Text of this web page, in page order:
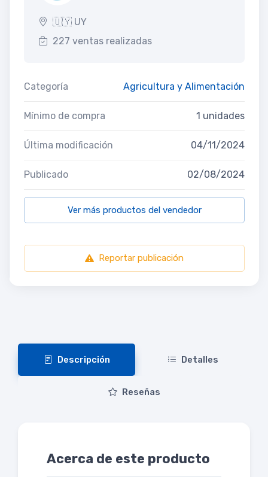
🇺🇾 UY
227 ventas realizadas
Categoría Agricultura y Alimentación
Mínimo de compra 1 unidades
Última modificación 04/11/2024
Publicado 02/08/2024
Ver más productos del vendedor
Reportar publicación
Descripción Detalles
Reseñas
Acerca de este producto